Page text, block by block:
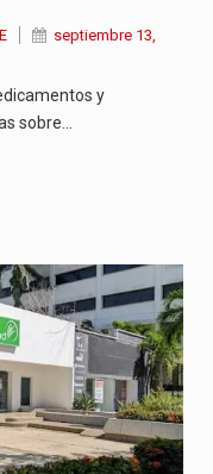
septiembre 13,
y
sobre…